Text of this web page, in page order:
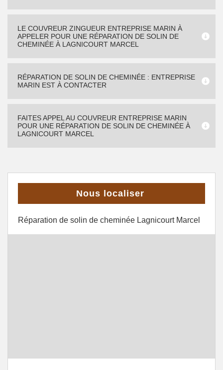
LE COUVREUR ZINGUEUR ENTREPRISE MARIN À
APPELER POUR UNE RÉPARATION DE SOLIN DE
CHEMINÉE À LAGNICOURT MARCEL
RÉPARATION DE SOLIN DE CHEMINÉE : ENTREPRISE
MARIN EST À CONTACTER
FAITES APPEL AU COUVREUR ENTREPRISE MARIN
POUR UNE RÉPARATION DE SOLIN DE CHEMINÉE À
LAGNICOURT MARCEL
Nous localiser
Réparation de solin de cheminée Lagnicourt Marcel